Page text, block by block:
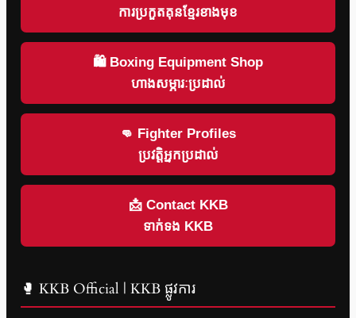
ការប្រកួតគុនខ្មែរខាងមុខ
🛍 Boxing Equipment Shop
ហាងសម្ភារៈប្រដាល់
👊 Fighter Profiles
ប្រវត្តិអ្នកប្រដាល់
📩 Contact KKB
ទាក់ទង KKB
🥊 KKB Official | KKB ផ្លូវការ